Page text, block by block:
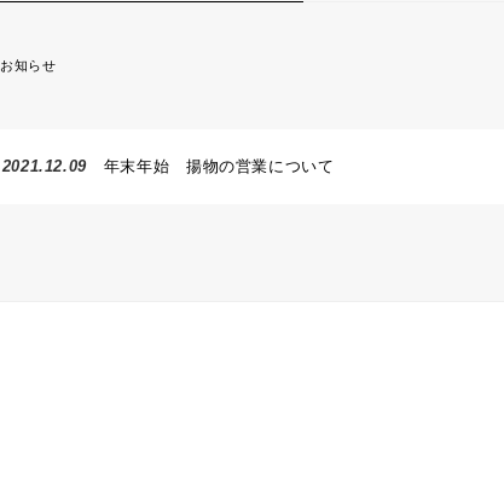
知らせ
2021.12.09 年末年始 揚物の営業について